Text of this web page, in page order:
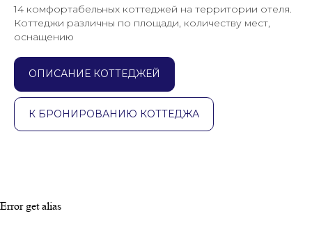
14 комфортабельных коттеджей на территории отеля.
Коттеджи различны по площади, количеству мест,
оснащению
ОПИСАНИЕ КОТТЕДЖЕЙ
К БРОНИРОВАНИЮ КОТТЕДЖА
Error get alias